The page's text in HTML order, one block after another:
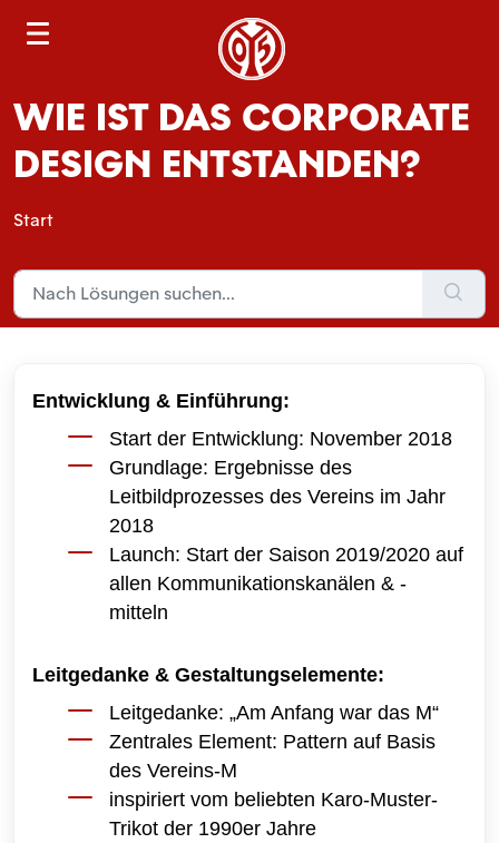
WIE IST DAS CORPORATE
DESIGN ENTSTANDEN?
Start
Entwicklung & Einführung:
Start der Entwicklung: November 2018
Grundlage: Ergebnisse des
Leitbildprozesses des Vereins im Jahr
2018
Launch: Start der Saison 2019/2020 auf
allen Kommunikationskanälen & -
mitteln
Leitgedanke & Gestaltungselemente:
Leitgedanke: „Am Anfang war das M“
Zentrales Element: Pattern auf Basis
des Vereins-M
inspiriert vom beliebten Karo-Muster-
Trikot der 1990er Jahre